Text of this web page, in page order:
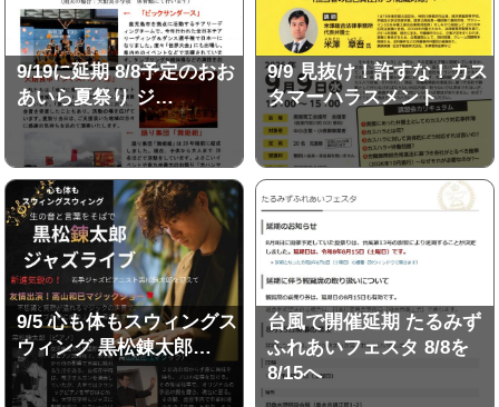
9/19に延期 8/8予定のおお
あいら夏祭り ジ…
9/9 見抜け！許すな！カス
タマーハラスメント
9/5 心も体もスウィングス
ウィング 黒松錬太郎…
台風で開催延期 たるみず
ふれあいフェスタ 8/8を
8/15へ